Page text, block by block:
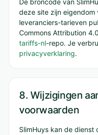
De broncode van
deze site zijn eigendom
leveranciers-tarieven
Commons Attribution
tariffs-nl-repo. Je
privacyverklaring.
8. Wijzigingen
voorwaarden
SlimHuys kan de